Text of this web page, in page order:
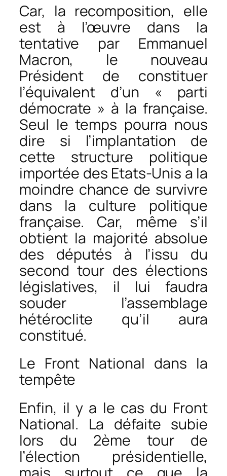
Car, la recomposition, elle
est à l’œuvre dans la
tentative par Emmanuel
Macron, le nouveau
Président de constituer
l’équivalent d’un « parti
démocrate » à la française.
Seul le temps pourra nous
dire si l’implantation de
cette structure politique
importée des Etats-Unis a la
moindre chance de survivre
dans la culture politique
française. Car, même s’il
obtient la majorité absolue
des députés à l’issu du
second tour des élections
législatives, il lui faudra
souder l’assemblage
hétéroclite qu’il aura
constitué.
Le Front National dans la
tempête
Enfin, il y a le cas du Front
National. La défaite subie
lors du 2ème tour de
l’élection présidentielle,